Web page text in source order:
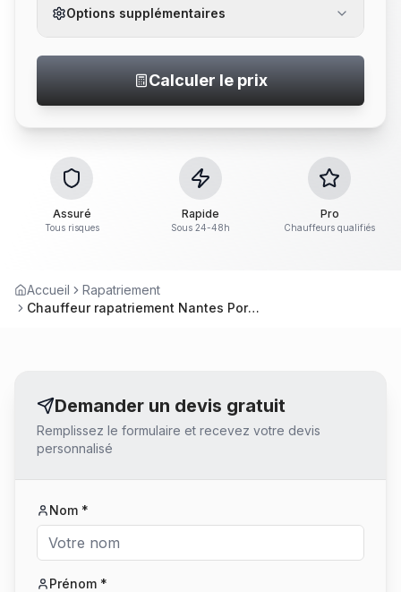
Options supplémentaires
Calculer le prix
Assuré
Tous risques
Rapide
Sous 24-48h
Pro
Chauffeurs qualifiés
Accueil
Rapatriement
Chauffeur rapatriement Nantes Pornic – Service professionnel
Demander un devis gratuit
Remplissez le formulaire et recevez votre devis
personnalisé
Nom *
Prénom *